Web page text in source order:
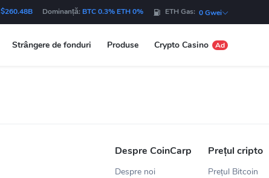
$260.48B Dominanță: BTC 0.3% ETH 0% ETH Gas: 0 Gwei
Strângere de fonduri Produse Crypto Casino Ad
Despre CoinCarp
Despre noi
Prețul cripto
Prețul Bitcoin